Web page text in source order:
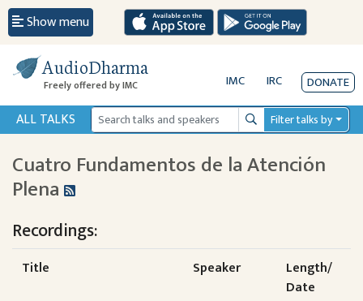
Show menu
AudioDharma
Freely offered by IMC IMC IRC DONATE
ALL TALKS SearchFilter talks by
Cuatro Fundamentos de la Atención
Plena
Recordings:
Title Speaker
Length/
Date